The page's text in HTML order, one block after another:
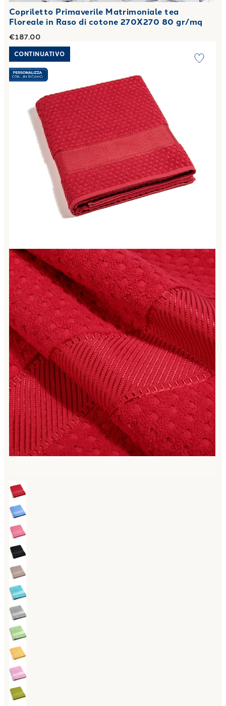
Copriletto Primaverile Matrimoniale tea
Floreale in Raso di cotone 270X270 80 gr/mq
€187.00
Link to "Telo Bagno Sirena in Cotone 450 gr/mq
CONTINUATIVO